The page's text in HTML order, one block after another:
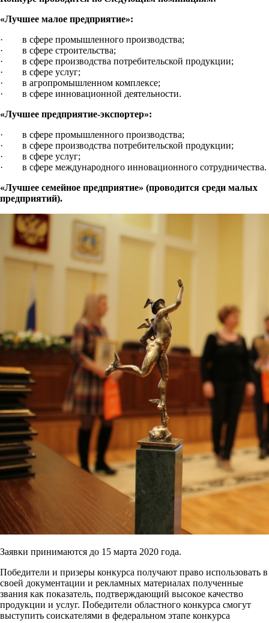
«Лучшее малое предприятие»:
· в сфере промышленного производства;
· в сфере строительства;
· в сфере производства потребительской продукции;
· в сфере услуг;
· в агропромышленном комплексе;
· в сфере инновационной деятельности.
«Лучшее предприятие-экспортер»:
· в сфере промышленного производства;
· в сфере производства потребительской продукции;
· в сфере услуг;
· в сфере международного инновационного сотрудничества.
«Лучшее семейное предприятие» (проводится среди малых
предприятий).
Заявки принимаются до 15 марта 2020 года.
Победители и призеры конкурса получают право использовать в
своей документации и рекламных материалах полученные
звания как показатель, подтверждающий высокое качество
продукции и услуг. Победители областного конкурса смогут
выступить соискателями в федеральном этапе конкурса